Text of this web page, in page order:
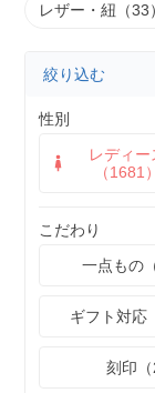
レザー・紐（33
絞り込む
性別
レディー
（1681）
こだわり
一点もの
ギフト対応
刻印（